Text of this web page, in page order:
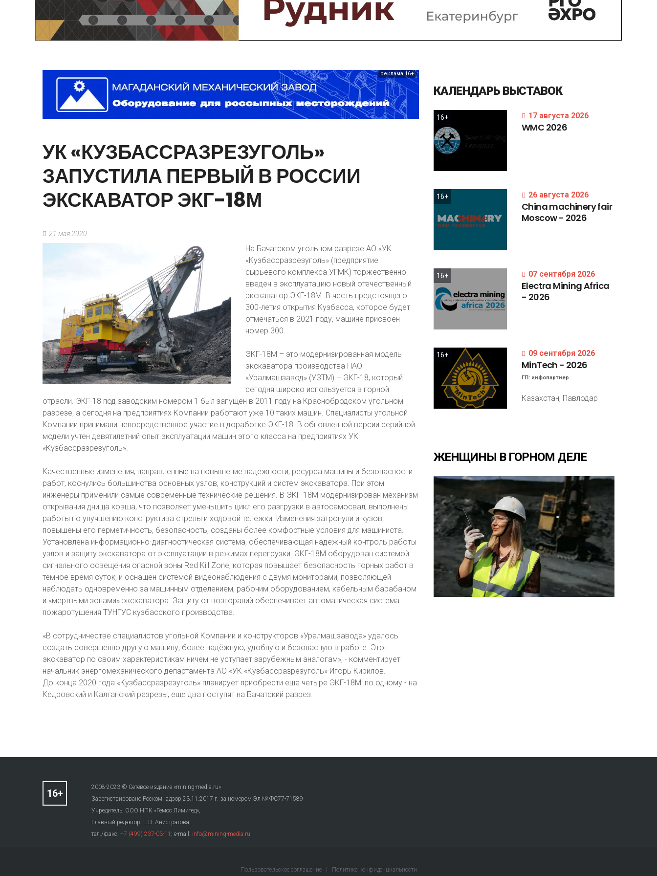
Предприятия и компании
Интервью
Выставки, Конференции
реклама 16+
УК«КУЗБАССРАЗРЕЗУГОЛЬ»
ЗАПУСТИЛАПЕРВЫЙ В РОССИИ
ЭКСКАВАТОРЭКГ-18М
21 мая 2020
На Бачатском угольном разрезе АО «УК
«Кузбассразрезуголь» (предприятие
сырьевого комплекса УГМК) торжественно
введен в эксплуатацию новый отечественный
экскаватор ЭКГ-18М. В честь предстоящего
300-летия открытия Кузбасса, которое будет
отмечаться в 2021 году, машине присвоен
номер 300.
ЭКГ-18М – это модернизированная модель
экскаватора производства ПАО
«Уралмашзавод» (УЗТМ) – ЭКГ-18, который
сегодня широко используется в горной
отрасли. ЭКГ-18 под заводским номером 1 был запущен в 2011 году на Краснобродском угольном
разрезе, а сегодня на предприятиях Компании работают уже 10 таких машин. Специалисты угольной
Компании принимали непосредственное участие в доработке ЭКГ-18. В обновленной версии серийной
модели учтен девятилетний опыт эксплуатации машин этого класса на предприятиях УК
«Кузбассразрезуголь».
Качественные изменения, направленные на повышение надежности, ресурса машины и безопасности
работ, коснулись большинства основных узлов, конструкций и систем экскаватора. При этом
инженеры применили самые современные технические решения. В ЭКГ-18М модернизирован механизм
открывания днища ковша, что позволяет уменьшить цикл его разгрузки в автосамосвал, выполнены
работы по улучшению конструктива стрелы и ходовой тележки. Изменения затронули и кузов:
повышены его герметичность, безопасность, созданы более комфортные условия для машиниста.
Установлена информационно-диагностическая система, обеспечивающая надежный контроль работы
узлов и защиту экскаватора от эксплуатации в режимах перегрузки. ЭКГ-18М оборудован системой
сигнального освещения опасной зоны Red Kill Zone, которая повышает безопасность горных работ в
темное время суток, и оснащен системой видеонаблюдения с двумя мониторами, позволяющей
наблюдать одновременно за машинным отделением, рабочим оборудованием, кабельным барабаном
и «мертвыми зонами» экскаватора. Защиту от возгораний обеспечивает автоматическая система
пожаротушения ТУНГУС кузбасского производства.
«В сотрудничестве специалистов угольной Компании и конструкторов «Уралмашзавода» удалось
создать совершенно другую машину, более надёжную, удобную и безопасную в работе. Этот
экскаватор по своим характеристикам ничем не уступает зарубежным аналогам», - комментирует
начальник энергомеханического департамента АО «УК «Кузбассразрезуголь» Игорь Кирилов.
До конца 2020 года «Кузбассразрезуголь» планирует приобрести еще четыре ЭКГ-18М: по одному - на
Кедровский и Калтанский разрезы, еще два поступят на Бачатский разрез.
КАЛЕНДАРЬ ВЫСТАВОК
16+ 17 августа 2026
WMC 2026
16+ 26 августа 2026
Chinamachineryfair
Moscow- 2026
16+ 07 сентября 2026
Electra MiningAfrica
- 2026
16+ 09 сентября 2026
MinTech - 2026
ГП: инфопартнер
Казахстан, Павлодар
ЖЕНЩИНЫ В ГОРНОМ ДЕЛЕ
2008-2023 © Сетевое издание «mining-media.ru»
Зарегистрировано Роскомнадзор 23.11.2017 г. за номером Эл № ФС77-71589
Учредитель: ООО НПК «Гемос Лимитед»,
Главный редактор: Е.В. Анистратова,
тел./факс: +7 (499) 237-03-11 ; e-mail: info@mining-media.ru
Пользовательское соглашение Политика конфиденциальности